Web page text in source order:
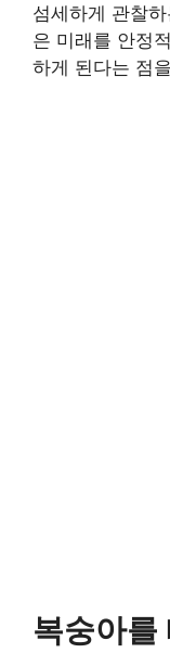
섬세하게 관찰
은 미래를 안정
하게 된다는 점
복숭아를